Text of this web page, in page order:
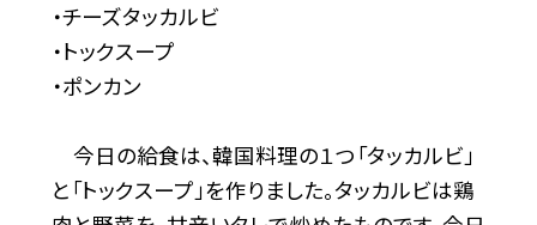
・チーズタッカルビ
・トックスープ
・ポンカン
今日の給食は、韓国料理の１つ「タッカルビ」
と「トックスープ」を作りました。タッカルビは鶏